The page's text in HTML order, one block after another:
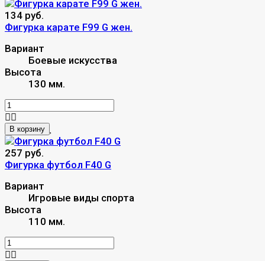
134 руб.
Фигурка карате F99 G жен.
Вариант
Боевые искусства
Высота
130 мм.
В корзину
257 руб.
Фигурка футбол F40 G
Вариант
Игровые виды спорта
Высота
110 мм.